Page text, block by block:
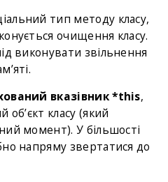
тип методу класу,
очищення класу.
виконувати звільнення
вказівник *this,
об’єкт класу (який
момент). У більшості
напряму звертатися до